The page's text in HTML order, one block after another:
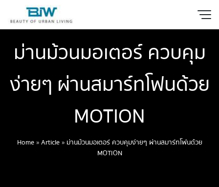
ม่านม้วนมอเตอร์ ควบคุม
ง่ายๆ ผ่านสมาร์ทโฟนด้วย
MOTION
Home»Article» ม่านม้วนมอเตอร์ ควบคุมง่ายๆ ผ่านสมาร์ทโฟนด้วย
MOTION